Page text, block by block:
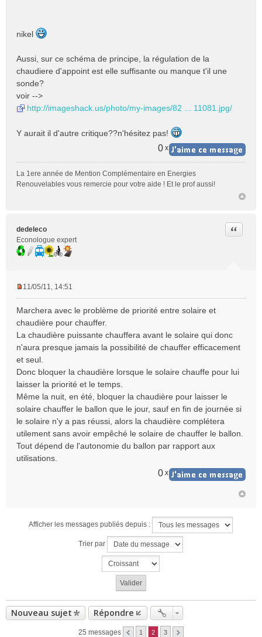
l
nikel
Aussi, sur ce schéma de principe, la régulation de la
chaudiere d'appoint est elle suffisante ou manque t'il une
sonde?
voir -->
http://imageshack.us/photo/my-images/82 ... 11081.jpg/
Y aurait il d'autre critique??n'hésitez pas!
0 x
La 1ere année de Mention Complémentaire en Energies
Renouvelables vous remercie pour votre aide ! Et le prof aussi!
dedeleco
Econologue expert
Citer
s
s
a
g
e
n
l
u
11/05/11, 14:51
Marchera avec le problème de priorité entre solaire et
chaudière pour chauffer.
La chaudière puissante chauffera avant le solaire qui donc
n'aura presque jamais la possibilité de chauffer efficacement
et seul.
Donc bloquer la chaudière lorsque le solaire chauffe pour lui
laisser la priorité et le temps.
Même la nuit, en été, bloquer la chaudière pour laisser le
solaire chauffer le ballon que le jour, sauf en fin de journée si
le solaire n'y a pas réussi, alors la chaudière complétera
utilement sans avoir empêché le solaire de chauffer le ballon.
Tout dépend de l'autonomie du ballon par rapport aux
utilisations.
0 x
Afficher les messages publiés depuis :
Trier par
Nouveau sujet Répondre
25 messages 1 2 3